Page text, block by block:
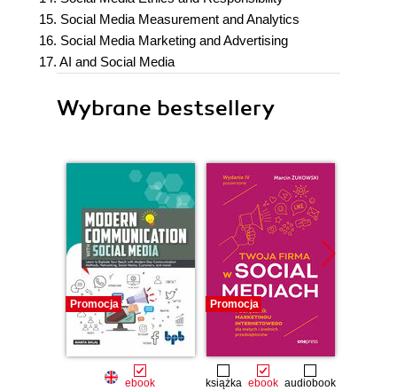
15. Social Media Measurement and Analytics
16. Social Media Marketing and Advertising
17. AI and Social Media
Wybrane bestsellery
Promocja
ebook
Promocja
książka ebook audiobook